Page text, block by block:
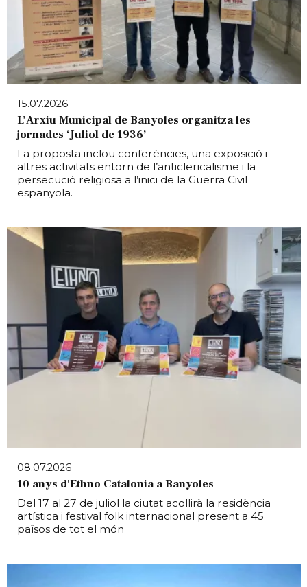
15.07.2026
L’Arxiu Municipal de Banyoles organitza les
jornades ‘Juliol de 1936’
La proposta inclou conferències, una exposició i
altres activitats entorn de l’anticlericalisme i la
persecució religiosa a l’inici de la Guerra Civil
espanyola.
08.07.2026
10 anys d'Ethno Catalonia a Banyoles
Del 17 al 27 de juliol la ciutat acollirà la residència
artística i festival folk internacional present a 45
països de tot el món